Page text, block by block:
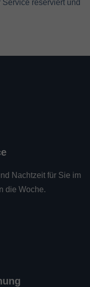
reserviert und
Nachtzeit für Sie im
die Woche.